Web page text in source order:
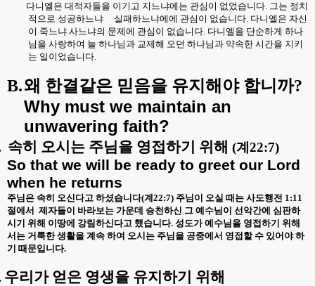
다니엘은 대적자들을 이기고 지느냐에는 관심이 없었습니다. 그는 정치
적으로 성공하느냐
실패하느냐에에 관심이 없습니다. 다니엘은 자신
이 죽느냐 사느냐의 문제에 관심이 없습니다. 다니엘을 단순하게 하나
님을 사랑하여 늘 하나님과 교제해 오던 하나님과 약속한 시간을 지키
는 일이었습니다.
B.왜 한결같은 믿음을 유지해야 합니까?
Why must we maintain an
unwavering faith?
속히 오시는 주님을 영접하기 위해 (계 22:7)
So that we will be ready to greet our Lord
when he returns
주님은 속히 오신다고 하셨습니다(계 22:7) 주님이 오실 때는 사도행전 1:11
절에서 제자들이 바라보는 가운데 승천하신 그 예수님이 선악간에 심판하
시기 위해 이땅에 강림하신다고 했습니다. 성도가 예수님을 영접하기 위해
서는 거룩한 생활을 계속 하여 오시는 주님을 공중에서 영접할 수 있어야 하
기 때문입니다.
우리가 얻은 영생을 유지하기 위해